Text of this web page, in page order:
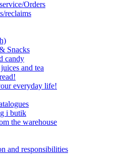
Orders
reclaims
Snacks
candy
and tea
everyday life!
i butik
the warehouse
and responsibilities